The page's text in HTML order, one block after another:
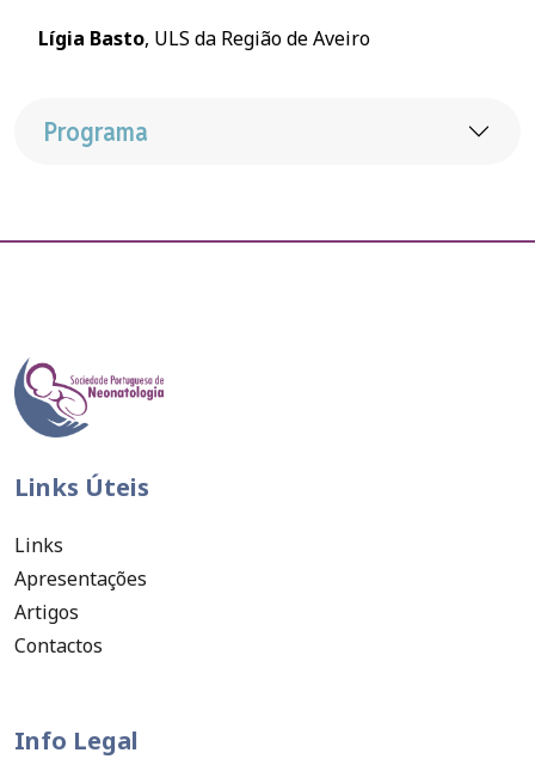
Lígia Basto, ULS da Região de Aveiro
Programa
Links Úteis
Links
Apresentações
Artigos
Contactos
Info Legal